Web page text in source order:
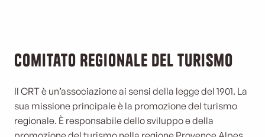
Comitato Regionale del Turismo
Il CRT è un’associazione ai sensi della legge del 1901. La
sua missione principale è la promozione del turismo
regionale. È responsabile dello sviluppo e della